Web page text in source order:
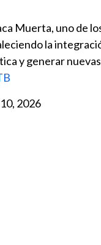
Muerta, uno de
la
y generar nuevas
2026